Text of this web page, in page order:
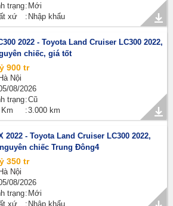
trạng Mới
xứ
Nhập khẩu
2022 - Toyota Land Cruiser LC300 2022,
chiếc, giá tốt
900 tr
Hà Nội
08/2026
trạng Cũ
3.000 km
2022 - Toyota Land Cruiser LC300 2022,
chiếc Trung Đông4
350 tr
Hà Nội
08/2026
trạng Mới
xứ
Nhập khẩu